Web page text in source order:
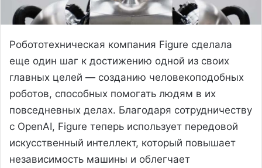
Робототехническая компания Figure сделала
еще один шаг к достижению одной из своих
главных целей — созданию человекоподобных
роботов, способных помогать людям в их
повседневных делах. Благодаря сотрудничеству
с OpenAI, Figure теперь использует передовой
искусственный интеллект, который повышает
независимость машины и облегчает